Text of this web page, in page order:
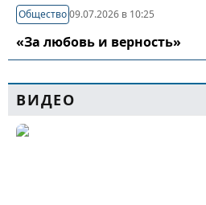
Общество09.07.2026 в 10:25
«За любовь и верность»
ВИДЕО